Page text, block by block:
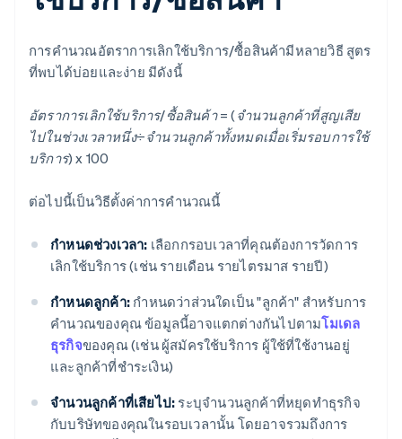
การคํานวณอัตราการเลิกใช้บริการ/ซื้อสินค้ามีหลายวิธี สูตร
ที่พบได้บ่อยและง่าย มีดังนี้
อัตราการเลิกใช้บริการ/ซื้อสินค้า = (จํานวนลูกค้าที่สูญเสีย
ไปในช่วงเวลาหนึ่ง÷จํานวนลูกค้าทั้งหมดเมื่อเริ่มรอบการใช้
บริการ) x 100
ต่อไปนี้เป็นวิธีตั้งค่าการคํานวณนี้
กําหนดช่วงเวลา: เลือกกรอบเวลาที่คุณต้องการวัดการ
เลิกใช้บริการ (เช่น รายเดือน รายไตรมาส รายปี)
กําหนดลูกค้า: กําหนดว่าส่วนใดเป็น "ลูกค้า" สําหรับการ
คํานวณของคุณ ข้อมูลนี้อาจแตกต่างกันไปตามโมเดล
ธุรกิจของคุณ (เช่น ผู้สมัครใช้บริการ ผู้ใช้ที่ใช้งานอยู่
และลูกค้าที่ชำระเงิน)
จํานวนลูกค้าที่เสียไป: ระบุจํานวนลูกค้าที่หยุดทําธุรกิจ
กับบริษัทของคุณในรอบเวลานั้น โดยอาจรวมถึงการ